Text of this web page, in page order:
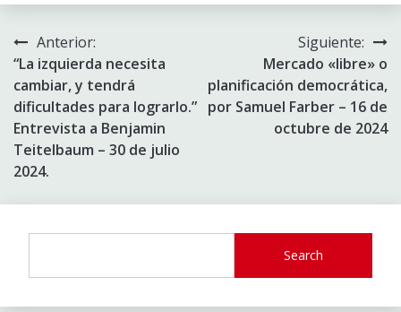
Navegación
de
entradas
Anterior:
“La izquierda necesita
cambiar, y tendrá
dificultades para lograrlo.”
Entrevista a Benjamin
Teitelbaum – 30 de julio
2024.
Siguiente:
Mercado «libre» o
planificación democrática,
por Samuel Farber – 16 de
octubre de 2024
Search